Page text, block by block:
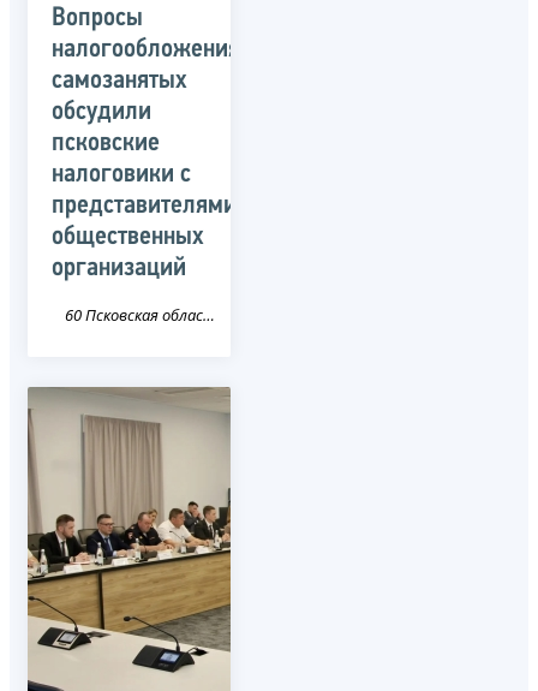
Вопросы
налогообложения
самозанятых
обсудили
псковские
налоговики с
представителями
общественных
организаций
60 Псковская область